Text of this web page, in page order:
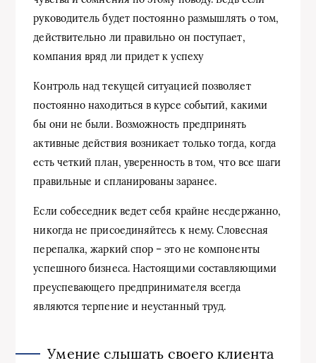
руководитель будет постоянно размышлять о том,
действительно ли правильно он поступает,
компания вряд ли придет к успеху
Контроль над текущей ситуацией позволяет
постоянно находиться в курсе событий, какими
бы они не были. Возможность предпринять
активные действия возникает только тогда, когда
есть четкий план, уверенность в том, что все шаги
правильные и спланированы заранее.
Если собеседник ведет себя крайне несдержанно,
никогда не присоединяйтесь к нему. Словесная
перепалка, жаркий спор – это не компоненты
успешного бизнеса. Настоящими составляющими
преуспевающего предпринимателя всегда
являются терпение и неустанный труд.
Умение слышать своего клиента